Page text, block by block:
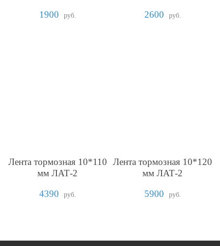
1900
руб.
2600
руб.
Лента тормозная 10*110
мм ЛАТ-2
4390
руб.
Лента тормозная 10*120
мм ЛАТ-2
5900
руб.